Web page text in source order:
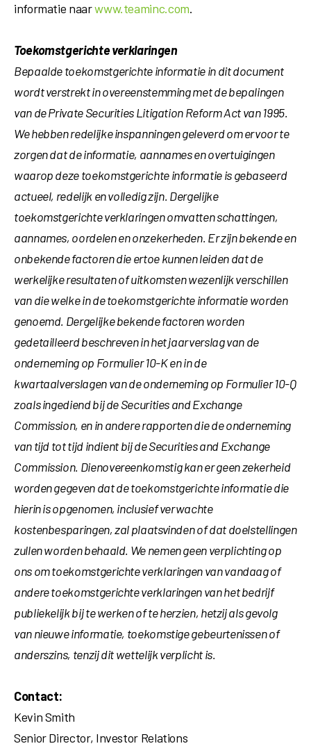
informatie naarwww.teaminc.com.
Toekomstgerichte verklaringen
Bepaalde toekomstgerichte informatie in dit document
wordt verstrekt in overeenstemming met de bepalingen
van de Private Securities Litigation Reform Act van 1995.
We hebben redelijke inspanningen geleverd om ervoor te
zorgen dat de informatie, aannames en overtuigingen
waarop deze toekomstgerichte informatie is gebaseerd
actueel, redelijk en volledig zijn. Dergelijke
toekomstgerichte verklaringen omvatten schattingen,
aannames, oordelen en onzekerheden. Er zijn bekende en
onbekende factoren die ertoe kunnen leiden dat de
werkelijke resultaten of uitkomsten wezenlijk verschillen
van die welke in de toekomstgerichte informatie worden
genoemd. Dergelijke bekende factoren worden
gedetailleerd beschreven in het jaarverslag van de
onderneming op Formulier 10-K en in de
kwartaalverslagen van de onderneming op Formulier 10-Q
zoals ingediend bij de Securities and Exchange
Commission, en in andere rapporten die de onderneming
van tijd tot tijd indient bij de Securities and Exchange
Commission. Dienovereenkomstig kan er geen zekerheid
worden gegeven dat de toekomstgerichte informatie die
hierin is opgenomen, inclusief verwachte
kostenbesparingen, zal plaatsvinden of dat doelstellingen
zullen worden behaald. We nemen geen verplichting op
ons om toekomstgerichte verklaringen van vandaag of
andere toekomstgerichte verklaringen van het bedrijf
publiekelijk bij te werken of te herzien, hetzij als gevolg
van nieuwe informatie, toekomstige gebeurtenissen of
anderszins, tenzij dit wettelijk verplicht is.
Contact:
Kevin Smith
Senior Director, Investor Relations